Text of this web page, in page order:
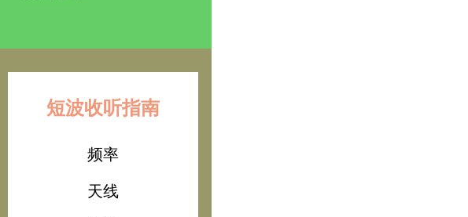
短波收听指南
频率
天线